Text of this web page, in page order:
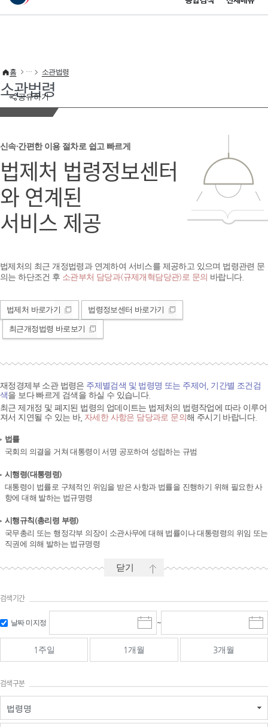
이 누리집은 대한민국 공식 전자정부 누리집입니다.
공유하기
홈 소관법령
소관법령
신속·간편한 이용 절차로 쉽고 빠르게
법제처 법령정보센터
와 연계된
서비스 제공
법제처의 최근 개정법령과 연계하여 서비스를 제공하고 있으며 법령관련 문
의는 하단조건 후 소관부처 담당과(규제개혁담당관)로 문의 바랍니다.
법제처 바로가기 법령정보센터 바로가기
최근개정법령 바로보기
재정경제부 소관 법령은 주제별검색 및 법령명 또는 주제어, 기간별 조건검
색을 보다 빠르게 검색을 하실 수 있습니다.
최근 제개정 및 폐지된 법령의 업데이트는 법제처의 법령작업에 따라 이루어
져서 지연될 수 있는 바, 자세한 사항은 담당과로 문의해 주시기 바랍니다.
법률
국회의 의결을 거쳐 대통령이 서명 공포하여 성립하는 규범
시행령(대통령령)
대통령이 법률로 구체적인 위임을 받은 사항과 법률을 진행하기 위해 필요한 사
항에 대해 발하는 법규명령
시행규칙(총리령 부령)
국무총리 또는 행정각부 의장이 소관사무에 대해 법률이나 대통령령의 위임 또는
직권에 의해 발하는 법규명령
닫기
검색기간
날짜 미지정
시
작
일
선
~
마
감
선
1주일 1개월 3개월
검색구분
법령명